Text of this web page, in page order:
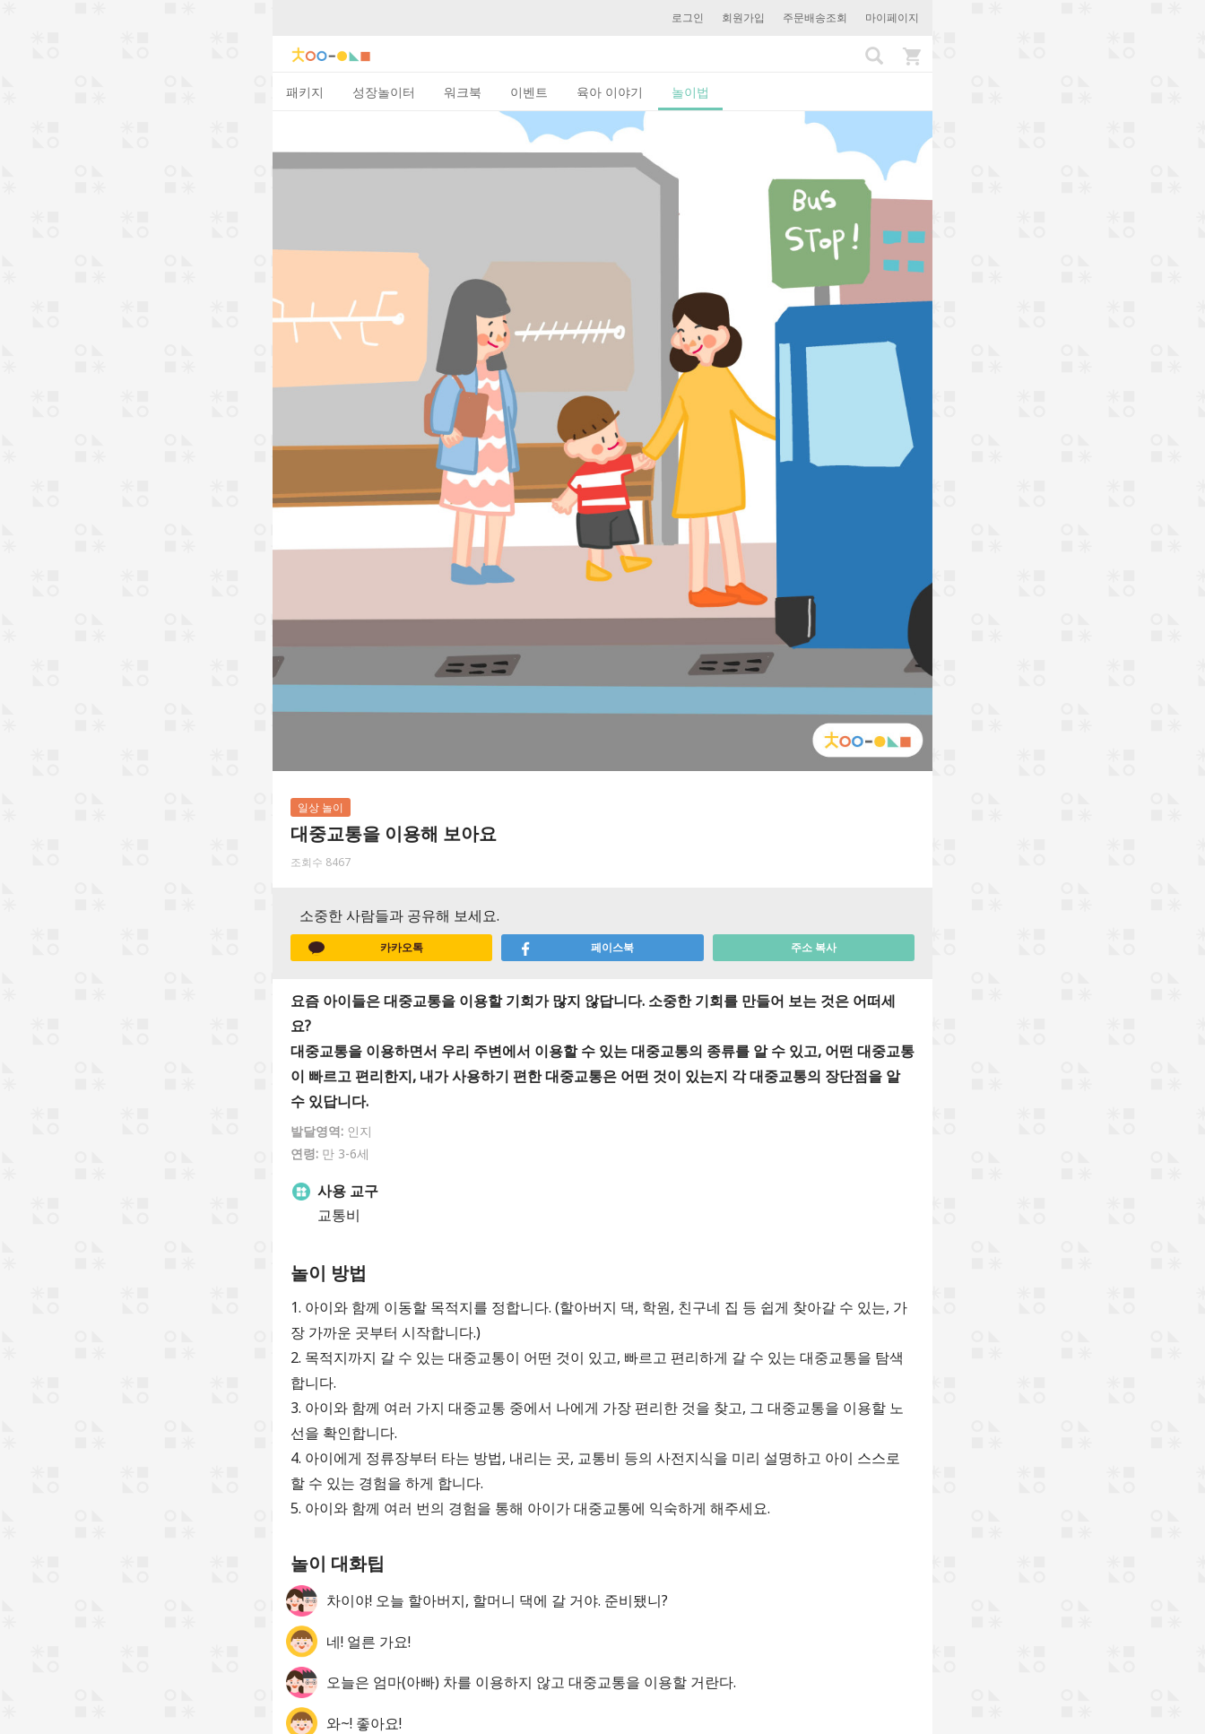
로그인 회원가입 주문배송조회 마이페이지
패키지 성장놀이터 워크북 이벤트 육아 이야기 놀이법
일상 놀이
대중교통을 이용해 보아요
조회수 8467
소중한 사람들과 공유해 보세요.
카카오톡 페이스북 주소 복사
요즘 아이들은 대중교통을 이용할 기회가 많지 않답니다. 소중한 기회를 만들어 보는 것은 어떠세
요?
대중교통을 이용하면서 우리 주변에서 이용할 수 있는 대중교통의 종류를 알 수 있고, 어떤 대중교통
이 빠르고 편리한지, 내가 사용하기 편한 대중교통은 어떤 것이 있는지 각 대중교통의 장단점을 알
수 있답니다.
발달영역: 인지
연령: 만 3-6세
사용 교구
교통비
놀이 방법
1. 아이와 함께 이동할 목적지를 정합니다. (할아버지 댁, 학원, 친구네 집 등 쉽게 찾아갈 수 있는, 가
장 가까운 곳부터 시작합니다.)
2. 목적지까지 갈 수 있는 대중교통이 어떤 것이 있고, 빠르고 편리하게 갈 수 있는 대중교통을 탐색
합니다.
3. 아이와 함께 여러 가지 대중교통 중에서 나에게 가장 편리한 것을 찾고, 그 대중교통을 이용할 노
선을 확인합니다.
4. 아이에게 정류장부터 타는 방법, 내리는 곳, 교통비 등의 사전지식을 미리 설명하고 아이 스스로
할 수 있는 경험을 하게 합니다.
5. 아이와 함께 여러 번의 경험을 통해 아이가 대중교통에 익숙하게 해주세요.
놀이 대화팁
차이야! 오늘 할아버지, 할머니 댁에 갈 거야. 준비됐니?
네! 얼른 가요!
오늘은 엄마(아빠) 차를 이용하지 않고 대중교통을 이용할 거란다.
와~! 좋아요!